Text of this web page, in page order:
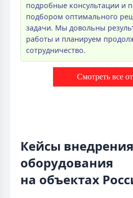
подробные консультации и
подбором оптимального
задачи. Мы довольны
работы и планируем
сотрудничество.
Смотреть все
Кейсы
оборудования
на объектах